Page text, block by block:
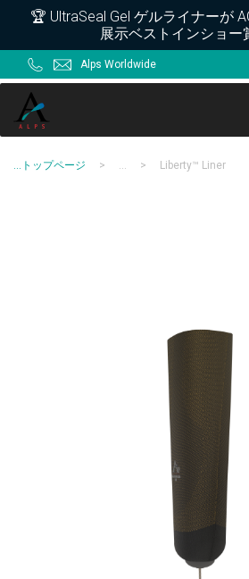
primary
navigation
main
content
primary
sidebar
footer
🏆 UltraSeal Gel ゲルライナーが
展示ベストインショー
Alps Worldwide
ALPS
... トップページ > ... > Liberty™ Liner